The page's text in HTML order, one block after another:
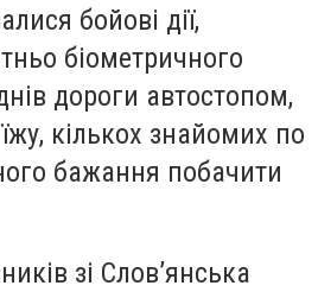
бойові дії,
біометричного
дороги автостопом,
кількох знайомих по
бажання побачити
зі Слов’янська